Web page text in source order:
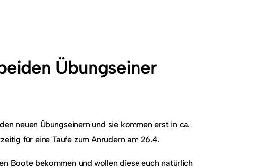
Übungseiner
neuen Übungseinern und sie kommen erst in ca.
für eine Taufe zum Anrudern am 26.4.
Boote bekommen und wollen diese euch natürlich